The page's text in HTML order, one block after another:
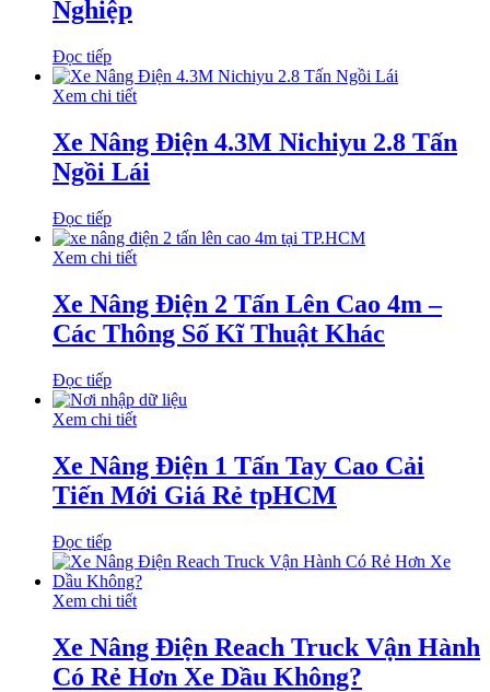
Nghiệp
Đọc tiếp
Xem chi tiết
Xe Nâng Điện 4.3M Nichiyu 2.8 Tấn
Ngồi Lái
Đọc tiếp
Xem chi tiết
Xe Nâng Điện 2 Tấn Lên Cao 4m –
Các Thông Số Kĩ Thuật Khác
Đọc tiếp
Xem chi tiết
Xe Nâng Điện 1 Tấn Tay Cao Cải
Tiến Mới Giá Rẻ tpHCM
Đọc tiếp
Xem chi tiết
Xe Nâng Điện Reach Truck Vận Hành
Có Rẻ Hơn Xe Dầu Không?